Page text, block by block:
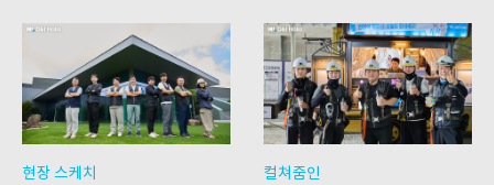
현장 스케치 컬쳐줌인